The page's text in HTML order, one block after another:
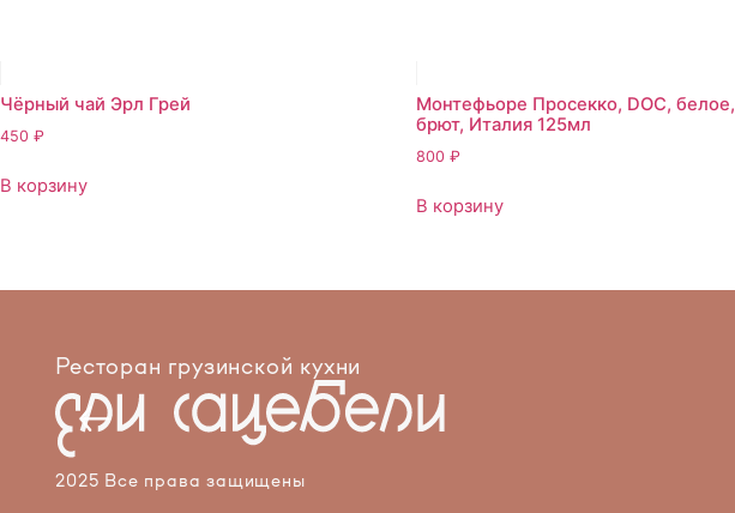
Чёрный чай Эрл Грей
450 ₽
В корзину
Монтефьоре Просекко, DOC, белое,
брют, Италия 125мл
800₽
В корзину
Ресторан грузинской кухни
2025 Все права защищены